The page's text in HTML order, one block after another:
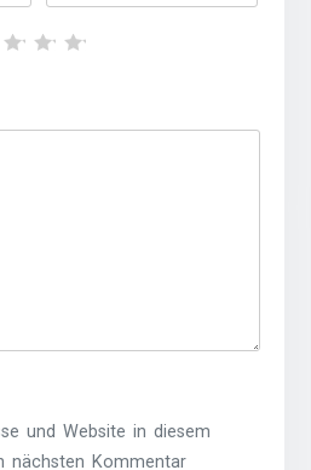
und Website in diesem
nächsten Kommentar